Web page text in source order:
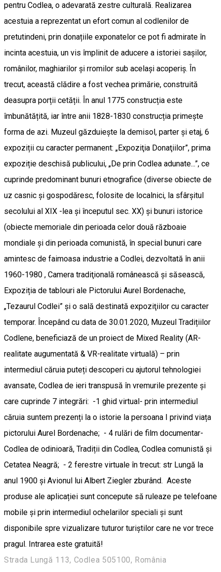
pentru Codlea, o adevarată zestre culturală. Realizarea
acestuia a reprezentat un efort comun al codlenilor de
pretutindeni, prin donațiile exponatelor ce pot fi admirate în
incinta acestuia, un vis împlinit de aducere a istoriei sașilor,
românilor, maghiarilor și rromilor sub același acoperiș. În
trecut, această clădire a fost vechea primărie, construită
deasupra porții cetății. În anul 1775 construcția este
îmbunătățită, iar între anii 1828-1830 construcția primește
forma de azi. Muzeul găzduiește la demisol, parter și etaj, 6
expoziții cu caracter permanent: „Expoziţia Donaţiilor”, prima
expoziție deschisă publicului, „De prin Codlea adunate...”, ce
cuprinde predominant bunuri etnografice (diverse obiecte de
uz casnic și gospodăresc, folosite de localnici, la sfârșitul
secolului al XIX -lea și începutul sec. XX) și bunuri istorice
(obiecte memoriale din perioada celor două războaie
mondiale și din perioada comunistă, în special bunuri care
amintesc de faimoasa industrie a Codlei, dezvoltată în anii
1960-1980 , Camera tradiţională românească și săsească,
Expoziția de tablouri ale Pictorului Aurel Bordenache,
„Tezaurul Codlei” şi o sală destinată expoziţiilor cu caracter
temporar. Începând cu data de 30.01.2020, Muzeul Tradițiilor
Codlene, beneficiază de un proiect de Mixed Reality (AR-
realitate augumentată & VR-realitate virtuală) – prin
intermediul căruia puteți descoperi cu ajutorul tehnologiei
avansate, Codlea de ieri transpusă în vremurile prezente și
care cuprinde 7 integrări: -1 ghid virtual- prin intermediul
căruia suntem prezenți la o istorie la persoana I privind viața
pictorului Aurel Bordenache; - 4 rulări de film documentar-
Codlea de odinioară, Tradiții din Codlea, Codlea comunistă și
Cetatea Neagră; - 2 ferestre virtuale în trecut: str Lungă la
anul 1900 și Avionul lui Albert Ziegler zburând. Aceste
produse ale aplicației sunt concepute să ruleaze pe telefoane
mobile și prin intermediul ochelarilor speciali și sunt
disponibile spre vizualizare tuturor turiștilor care ne vor trece
pragul. Intrarea este gratuită!
Strada Lungă 113, Codlea 505100, România